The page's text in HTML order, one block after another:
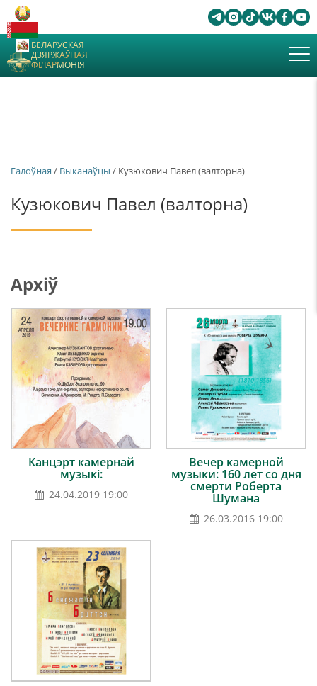
БЕЛАРУСКАЯ
ДЗЯРЖАЎНАЯ
ФІЛАРМОНІЯ
Галоўная / Выканаўцы / Кузюкович Павел (валторна)
Кузюкович Павел (валторна)
Архіў
Канцэрт камернай
музыкі:
24.04.2019 19:00
Вечер камерной
музыки: 160 лет со дня
смерти Роберта
Шумана
26.03.2016 19:00